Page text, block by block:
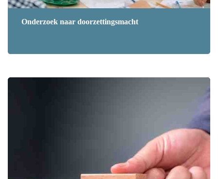
Onderzoek naar doorzettingsmacht